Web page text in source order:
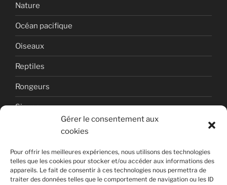
Gérer le consentement aux
cookies
Pour offrir les meilleures expériences, nous utilisons des technologies
telles que les cookies pour stocker et/ou accéder aux informations des
appareils. Le fait de consentir à ces technologies nous permettra de
traiter des données telles que le comportement de navigation ou les ID
Nature
Océan pacifique
Oiseaux
Reptiles
Rongeurs
Singes